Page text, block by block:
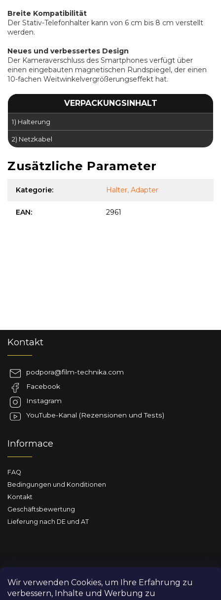
Wir verwenden Cookies, um Ihre Erfahrung zu
verbessern, Inhalte und Werbung zu
Breite Kompatibilität
Der Stativ-Telefonhalter kann von 6 cm bis 8 cm verstellt
werden.
Neues und verbessertes Design
Der Kameraverschluss des Smartphones verfügt über
einen eingebauten magnetischen Rundspiegel, der einen
10-fachen Weitwinkelvergrößerungseffekt hat.
VERPACKUNGSINHALT
1) Halterung
2) Netzkabel
Zusätzliche Parameter
Kategorie: Halter, Adapter
EAN: 2961
Kontakt
podpora@film-technika.com
Facebook
Instagram
YouTube-Kanal (Rezensionen und Tests)
Informace
FAQ
Bedingungen und Konditionen
Kontakt
Geschäftsbewertung
Lieferung nach DE und AT